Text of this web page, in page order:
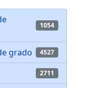
1054
grado 4527
2711